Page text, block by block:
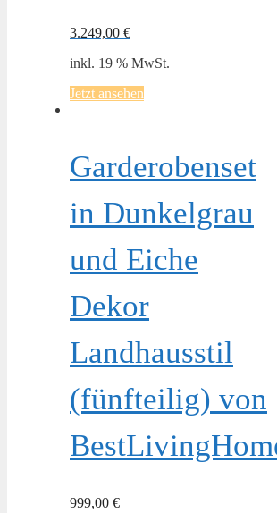
3.249,00 €
inkl. 19 % MwSt.
Jetzt ansehen
Garderobenset
in Dunkelgrau
und Eiche
Dekor
Landhausstil
(fünfteilig) von
999,00 €